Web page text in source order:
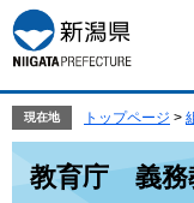
ー
ジ
の
頭
す。
ニ
ュ
ー
飛
現在地 トップページ >
教育庁 義務